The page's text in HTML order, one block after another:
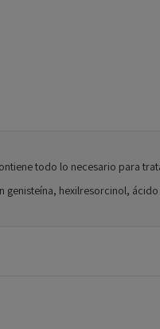
todo lo necesario para
genisteína, hexilresorcinol,